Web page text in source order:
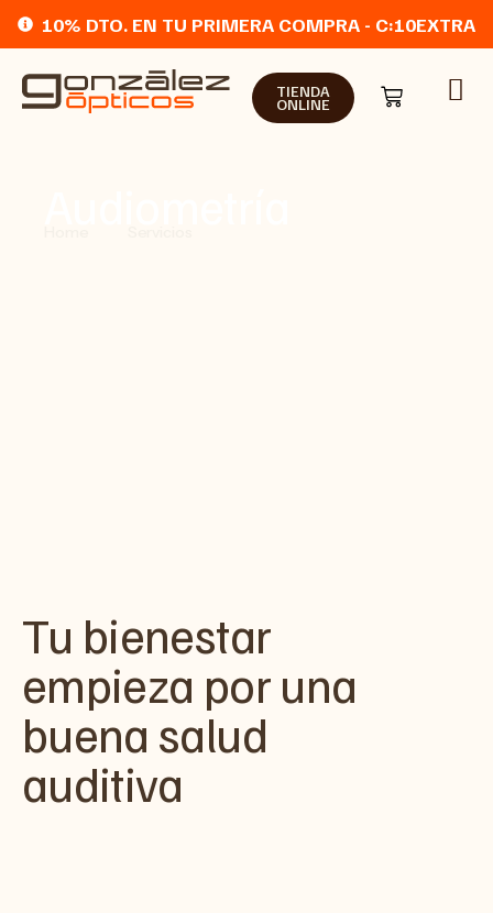
10% DTO. EN TU PRIMERA COMPRA - C:10EXTRA
TIENDA
ONLINE
Tu bienestar
empieza por una
buena salud
auditiva